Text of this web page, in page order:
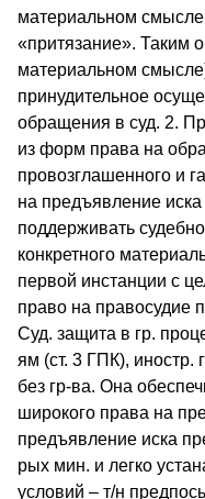
материальном смысле
«притязание». Таким
материальном
принудительное
обращения в суд. 2.
из форм права на
провозглашенного и
на предъявление
поддерживать
конкретного
первой инстанции с
право на правосудие
Суд. защита в гр.
ям (ст. 3 ГПК), иностр.
без гр-ва. Она
широкого права на
предъявление иска
рых мин. и легко
условий – т/н